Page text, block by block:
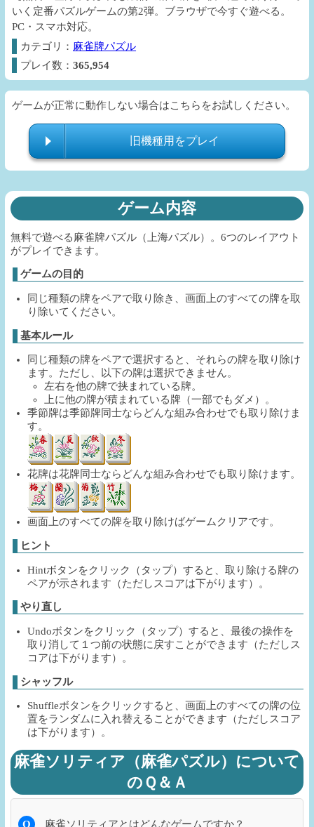
いく定番パズルゲームの第2弾。ブラウザで今すぐ遊べる。
PC・スマホ対応。
カテゴリ： 麻雀牌パズル
プレイ数：365,954
ゲームが正常に動作しない場合はこちらをお試しください。
旧機種用をプレイ
ゲーム内容
無料で遊べる麻雀牌パズル（上海パズル）。6つのレイアウト
がプレイできます。
ゲームの目的
同じ種類の牌をペアで取り除き、画面上のすべての牌を取
り除いてください。
基本ルール
同じ種類の牌をペアで選択すると、それらの牌を取り除け
ます。ただし、以下の牌は選択できません。
左右を他の牌で挟まれている牌。
上に他の牌が積まれている牌（一部でもダメ）。
季節牌は季節牌同士ならどんな組み合わせでも取り除けま
す。
花牌は花牌同士ならどんな組み合わせでも取り除けます。
画面上のすべての牌を取り除けばゲームクリアです。
ヒント
Hintボタンをクリック（タップ）すると、取り除ける牌の
ペアが示されます（ただしスコアは下がります）。
やり直し
Undoボタンをクリック（タップ）すると、最後の操作を
取り消して１つ前の状態に戻すことができます（ただしス
コアは下がります）。
シャッフル
Shuffleボタンをクリックすると、画面上のすべての牌の位
置をランダムに入れ替えることができます（ただしスコア
は下がります）。
麻雀ソリティア（麻雀パズル）について
のＱ＆Ａ
Q 麻雀ソリティアとはどんなゲームですか？